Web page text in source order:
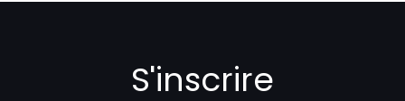
S'inscrire